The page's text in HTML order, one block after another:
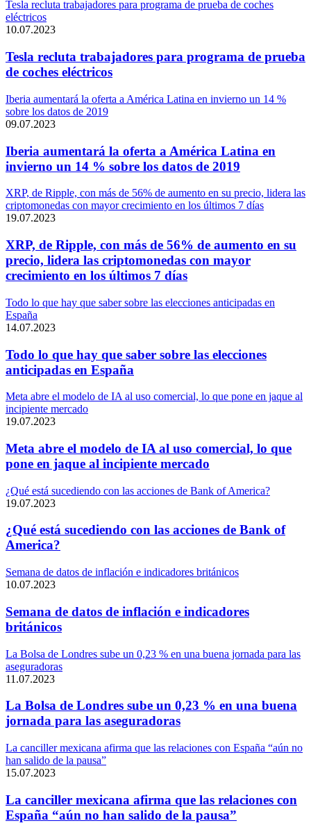
Tesla recluta trabajadores para programa de prueba de coches
eléctricos
10.07.2023
Tesla recluta trabajadores para programa de prueba
de coches eléctricos
Iberia aumentará la oferta a América Latina en invierno un 14 %
sobre los datos de 2019
09.07.2023
Iberia aumentará la oferta a América Latina en
invierno un 14 % sobre los datos de 2019
XRP, de Ripple, con más de 56% de aumento en su precio, lidera las
criptomonedas con mayor crecimiento en los últimos 7 días
19.07.2023
XRP, de Ripple, con más de 56% de aumento en su
precio, lidera las criptomonedas con mayor
crecimiento en los últimos 7 días
Todo lo que hay que saber sobre las elecciones anticipadas en
España
14.07.2023
Todo lo que hay que saber sobre las elecciones
anticipadas en España
Meta abre el modelo de IA al uso comercial, lo que pone en jaque al
incipiente mercado
19.07.2023
Meta abre el modelo de IA al uso comercial, lo que
pone en jaque al incipiente mercado
¿Qué está sucediendo con las acciones de Bank of America?
19.07.2023
¿Qué está sucediendo con las acciones de Bank of
America?
Semana de datos de inflación e indicadores británicos
10.07.2023
Semana de datos de inflación e indicadores
británicos
La Bolsa de Londres sube un 0,23 % en una buena jornada para las
aseguradoras
11.07.2023
La Bolsa de Londres sube un 0,23 % en una buena
jornada para las aseguradoras
La canciller mexicana afirma que las relaciones con España “aún no
han salido de la pausa”
15.07.2023
La canciller mexicana afirma que las relaciones con
España “aún no han salido de la pausa”